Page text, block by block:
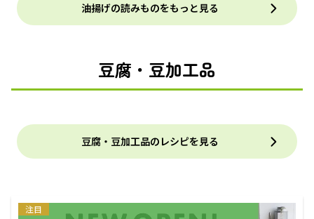
油揚げの読みものをもっと見る
豆腐・豆加工品
豆腐・豆加工品のレシピを見る
注目